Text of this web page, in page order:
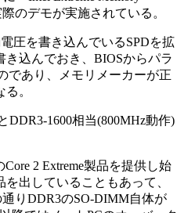
のデモが実施されている。
圧を書き込んでいるSPDを拡
込んでおき、BIOSからパラ
であり、メモリメーカーが正
。
1600相当(800MHz動作)
2 Extreme製品を提供し始
出していることもあって、
りDDR3のSO-DIMM自体が